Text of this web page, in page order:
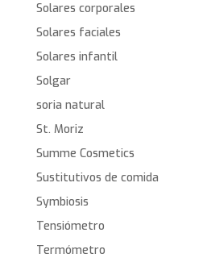
Solares corporales
Solares faciales
Solares infantil
Solgar
soria natural
St. Moriz
Summe Cosmetics
Sustitutivos de comida
Symbiosis
Tensiómetro
Termómetro